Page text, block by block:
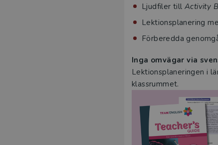
Ljudfiler till Activity
Lektionsplanering
Förberedda
Inga omvägar via
Lektionsplaneringen i
klassrummet.